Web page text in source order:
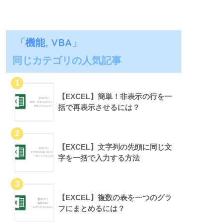
「機能, VBA 」
同じカテゴリの人気記事
【EXCEL】簡単！非表示の行を一
括で再表示させるには？
【EXCEL】文字列の先頭に同じ文
字を一括で入力する方法
【EXCEL】複数の表を一つのグラ
フにまとめるには？